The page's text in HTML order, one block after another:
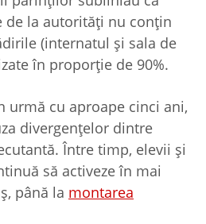
la autorități nu conțin
(internatul și sala de
în proporție de 90%.
urmă cu aproape cinci ani,
divergențelor dintre
Între timp, elevii și
să activeze în mai
până la montarea